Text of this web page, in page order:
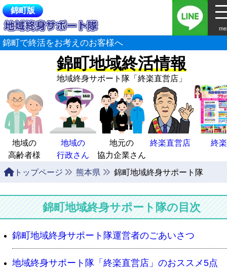
錦町版
錦町で終活をお考えのお客様へ
錦町地域終活情報
地域終身サポート隊 「終楽直営店」
地域の
高齢者様
地域の
行政さん
地元の
協力企業さん
終楽直営店 終楽
トップページ 熊本県 錦町地域終身サポート隊
錦町地域終身サポート隊の目次
錦町地域終身サポート隊運営者のごあいさつ
地域終身サポート隊「終楽直営店」のおススメ5点